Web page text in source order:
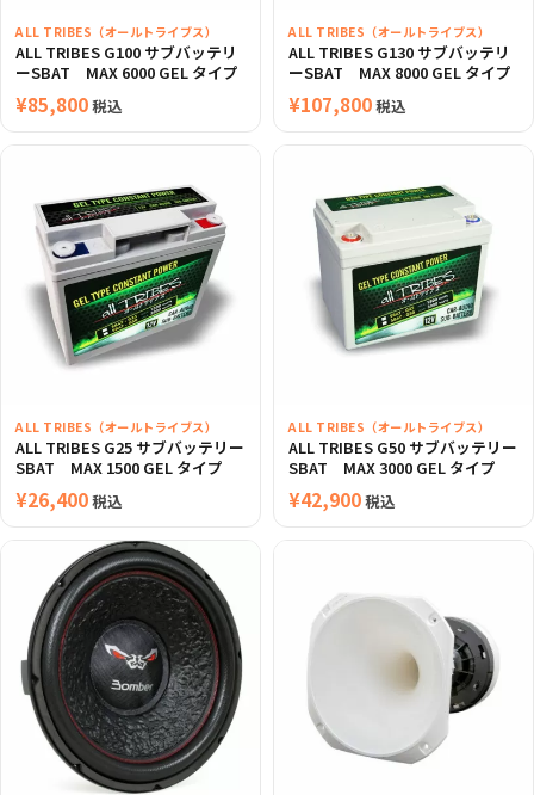
ALL TRIBES（オールトライブス）
ALL TRIBES G100 サブバッテリ
ーSBAT MAX 6000 GEL タイプ
¥85,800税込
ALL TRIBES（オールトライブス）
ALL TRIBES G130 サブバッテリ
ーSBAT MAX 8000 GEL タイプ
¥107,800税込
ALL TRIBES（オールトライブス）
ALL TRIBES G25 サブバッテリー
SBAT MAX 1500 GEL タイプ
¥26,400税込
ALL TRIBES（オールトライブス）
ALL TRIBES G50 サブバッテリー
SBAT MAX 3000 GEL タイプ
¥42,900税込